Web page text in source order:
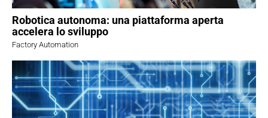
Robotica autonoma: una piattaforma aperta
accelera lo sviluppo
Factory Automation